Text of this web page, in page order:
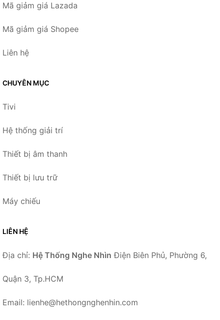
Mã giảm giá Lazada
Mã giảm giá Shopee
Liên hệ
CHUYÊN MỤC
Tivi
Hệ thống giải trí
Thiết bị âm thanh
Thiết bị lưu trữ
Máy chiếu
LIÊN HỆ
Địa chỉ: Hệ Thống Nghe Nhìn Điện Biên Phủ, Phường 6,
Quận 3, Tp.HCM
Email: lienhe@hethongnghenhin.com